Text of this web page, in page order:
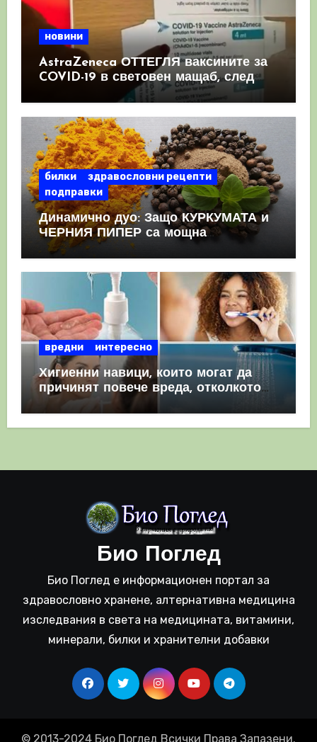
новини
AstraZeneca ОТТЕГЛЯ ваксините за
COVID-19 в световен мащаб, след
като призна, че те причиняват
билки
здравословни рецепти
подправки
Динамично дуо: Защо КУРКУМАТА и
ЧЕРНИЯ ПИПЕР са мощна
комбинация
вредни интересно
Хигиенни навици, които могат да
причинят повече вреда, отколкото
полза
Био Поглед
Био Поглед е информационен портал за
здравословно хранене, алтернативна медицина
изследвания в света на медицината, витамини,
минерали, билки и хранителни добавки
© 2013-2024 Био Поглед Всички Права Запазени.